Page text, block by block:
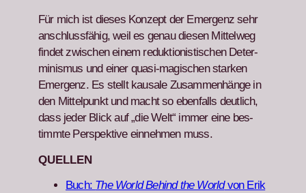
Für mich ist dieses Konzept der Emer­genz sehr
anschlussfähig, weil es genau diesen Mit­tel­weg
find­et zwis­chen einem reduk­tion­is­tis­chen Deter­
min­is­mus und ein­er qua­si-magis­chen starken
Emer­genz. Es stellt kausale Zusam­men­hänge in
den Mit­telpunkt und macht so eben­falls deut­lich,
dass jed­er Blick auf „die Welt“ immer eine bes­
timmte Per­spek­tive ein­nehmen muss.
QUELLEN
Buch: The World Behind the Worldvon Erik